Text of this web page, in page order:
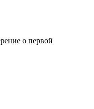
о первой